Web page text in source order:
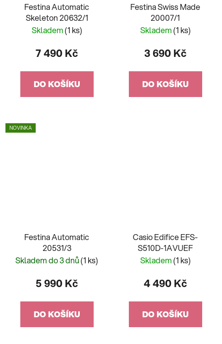
Festina Automatic
Skeleton 20632/1
Skladem(1 ks)
7 490 Kč
DO KOŠÍKU
Festina Swiss Made
20007/1
Skladem(1 ks)
3 690 Kč
DO KOŠÍKU
NOVINKA
Festina Automatic
20531/3
Skladem do 3 dnů(1 ks)
5 990 Kč
DO KOŠÍKU
Casio Edifice EFS-
S510D-1AVUEF
Skladem(1 ks)
4 490 Kč
DO KOŠÍKU